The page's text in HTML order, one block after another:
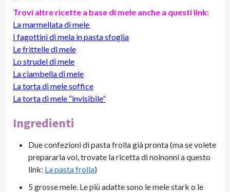
Trovi altre ricette a base di mele anche a questi link:
La marmellata di mele
I fagottini di mela in pasta sfoglia
Le frittelle di mele
Lo strudel di mele
La ciambella di mele
La torta di mele soffice
La torta di mele “invisibile”
Ingredienti
Due confezioni di pasta frolla già pronta (ma se volete
prepararla voi, trovate la ricetta di noinonni a questo
link: La pasta frolla)
5 grosse mele. Le più adatte sono le mele stark o le